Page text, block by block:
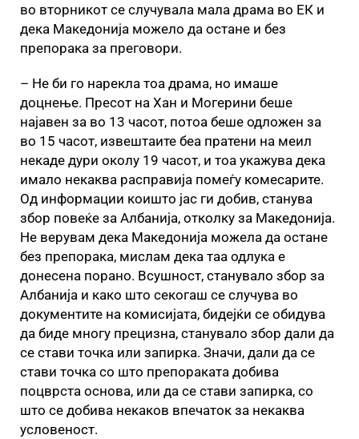
во вторникот се случувала мала драма во ЕК и
дека Македонија можело да остане и без
препорака за преговори.
– Не би го нарекла тоа драма, но имаше
доцнење. Пресот на Хан и Могерини беше
најавен за во 13 часот, потоа беше одложен за
во 15 часот, извештаите беа пратени на меил
некаде дури околу 19 часот, и тоа укажува дека
имало некаква расправија помеѓу комесарите.
Од информации коишто јас ги добив, станува
збор повеќе за Албанија, отколку за Македонија.
Не верувам дека Македонија можела да остане
без препорака, мислам дека таа одлука е
донесена порано. Всушност, станувало збор за
Албанија и како што секогаш се случува во
документите на комисијата, бидејќи се обидува
да биде многу прецизна, станувало збор дали да
се стави точка или запирка. Значи, дали да се
стави точка со што препораката добива
поцврста основа, или да се стави запирка, со
што се добива некаков впечаток за некаква
условеност.